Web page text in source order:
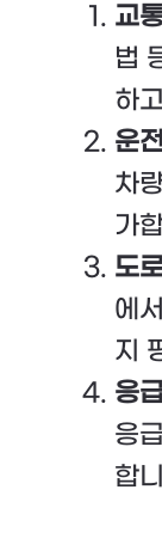
교
법
하
운
차
가
도
에
지
응
응
합